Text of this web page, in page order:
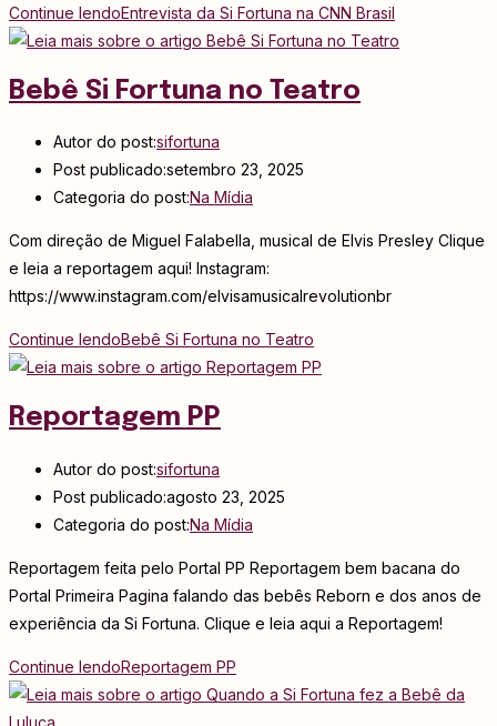
Continue lendoEntrevista da Si Fortuna na CNN Brasil
Bebê Si Fortuna no Teatro
Autor do post:sifortuna
Post publicado:setembro 23, 2025
Categoria do post:Na Mídia
Com direção de Miguel Falabella, musical de Elvis Presley Clique
e leia a reportagem aqui! Instagram:
https://www.instagram.com/elvisamusicalrevolutionbr
Continue lendoBebê Si Fortuna no Teatro
Reportagem PP
Autor do post:sifortuna
Post publicado:agosto 23, 2025
Categoria do post:Na Mídia
Reportagem feita pelo Portal PP Reportagem bem bacana do
Portal Primeira Pagina falando das bebês Reborn e dos anos de
experiência da Si Fortuna. Clique e leia aqui a Reportagem!
Continue lendoReportagem PP